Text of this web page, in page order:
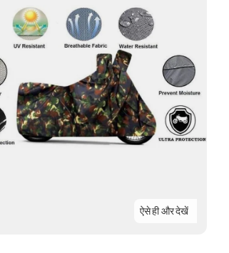
ऐसे ही और देखें